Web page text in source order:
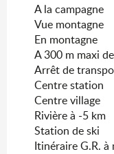
A la campagne
Vue montagne
En montagne
A 300 m maxi
Arrêt de
Centre station
Centre village
Rivière à -5 km
Station de ski
Itinéraire G.R. à